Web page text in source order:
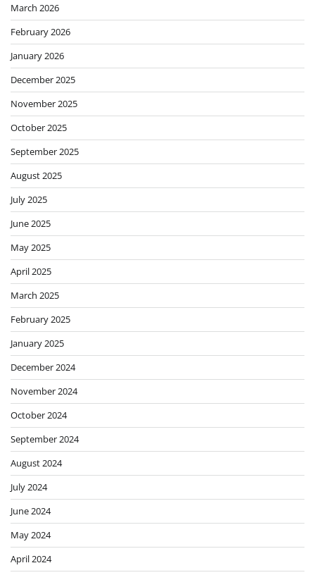
March 2026
February 2026
January 2026
December 2025
November 2025
October 2025
September 2025
August 2025
July 2025
June 2025
May 2025
April 2025
March 2025
February 2025
January 2025
December 2024
November 2024
October 2024
September 2024
August 2024
July 2024
June 2024
May 2024
April 2024